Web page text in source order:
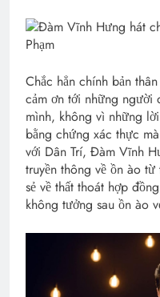
Chắc hẳn chính bản
cảm ơn tới những
mình, không vì những
bằng chứng xác thực
với Dân Trí, Đàm Vĩnh
truyền thông về ồn ào
sẻ về thất thoát hợp
không tưởng sau ồn ào